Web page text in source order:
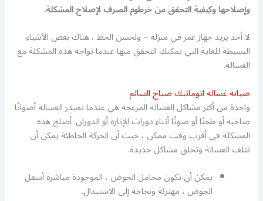
وإصلاحها وكيفية التحقق من خرطوم الصرف لإصلاح المشكلة.
لا أحد يريد جهاز غمر في منزله – ولحسن الحظ ، هناك بعض الأشياء
البسيطة للغاية التي يمكنك التحقق منها عندما تواجه هذه المشكلة مع
الغسالة.
صيانة غسالة اتوماتيك صباح السالم
واحدة من أكثر مشاكل الغسالة المزعجة هي عندما تصدر الغسالة أصواتًا
صاخبة أو طحنًا أو صوتًا أثناء دورات الإثارة أو الدوران. أصلح هذه
المشكلة في أقرب وقت ممكن ، حيث أن الحركة الخاطئة يمكن أن
تتلف الغسالة وتخلق مشاكل جديدة.
يمكن أن تكون محامل الحوض ، الموجودة مباشرة أسفل
الحوض ، مهترئة وبحاجة إلى الاستبدال.